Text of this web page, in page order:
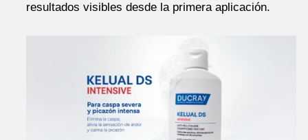
resultados visibles desde la primera aplicación.